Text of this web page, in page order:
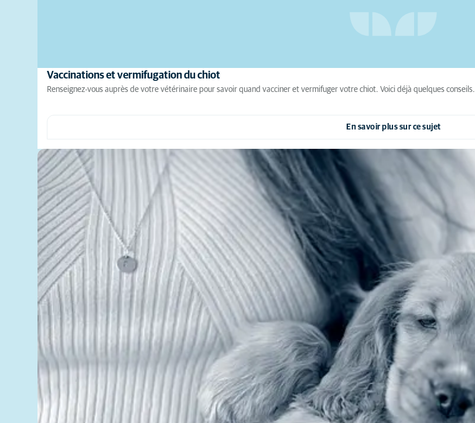
Vaccinations et vermifugation du chiot
Renseignez-vous auprès de votre vétérinaire pour savoir quand vacciner et vermifuger votre chiot. Voici déjà quelques conseils.
En savoir plus sur ce sujet